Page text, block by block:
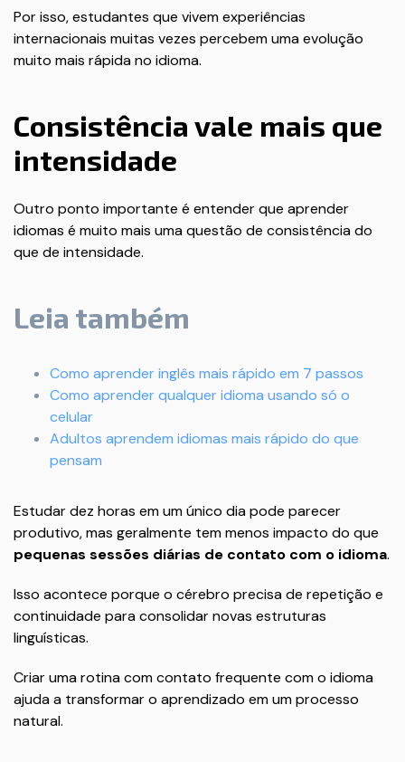
Por isso, estudantes que vivem experiências
internacionais muitas vezes percebem uma evolução
muito mais rápida no idioma.
Consistência vale mais que
intensidade
Outro ponto importante é entender que aprender
idiomas é muito mais uma questão de consistência do
que de intensidade.
Leia também
Como aprender inglês mais rápido em 7 passos
Como aprender qualquer idioma usando só o
celular
Adultos aprendem idiomas mais rápido do que
pensam
Estudar dez horas em um único dia pode parecer
produtivo, mas geralmente tem menos impacto do que
pequenas sessões diárias de contato com o idioma.
Isso acontece porque o cérebro precisa de repetição e
continuidade para consolidar novas estruturas
linguísticas.
Criar uma rotina com contato frequente com o idioma
ajuda a transformar o aprendizado em um processo
natural.